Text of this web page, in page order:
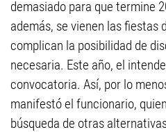
demasiado para que termine
además, se vienen las fiestas
complican la posibilidad de
necesaria. Este año, el
convocatoria. Así, por lo
manifestó el funcionario,
búsqueda de otras